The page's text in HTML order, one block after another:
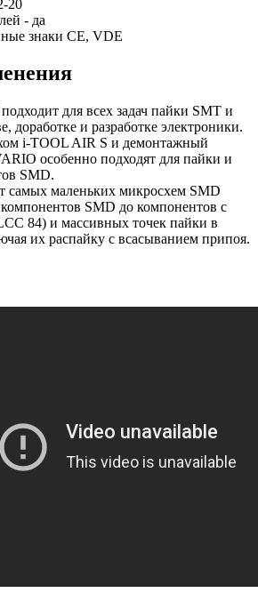
20
- да
знаки CE, VDE
для всех задач пайки SMT и
доработке и разработке электроники.
i-TOOL AIR S и демонтажный
особенно подходят для пайки и
SMD.
самых маленьких микросхем SMD
SMD до компонентов с
84) и массивных точек пайки в
их распайку с всасыванием припоя.